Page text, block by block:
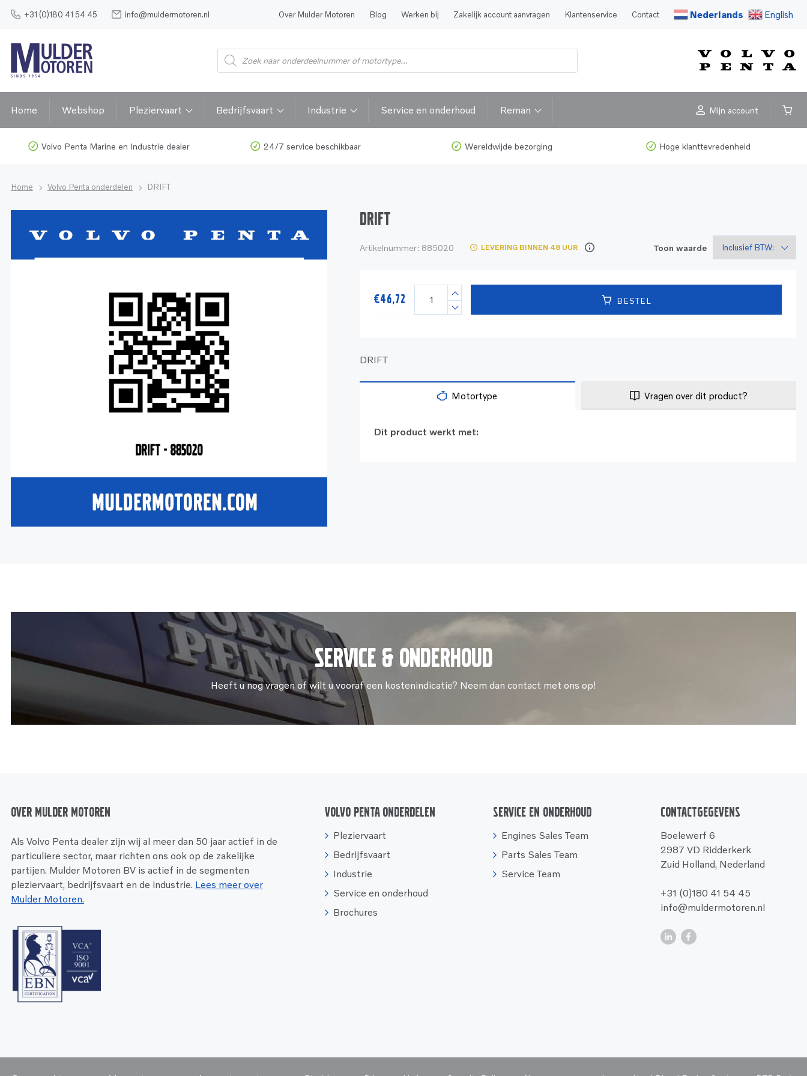
+31 (0)180 41 54 45 info@muldermotoren.nl Over Mulder Motoren Blog Werken bij Zakelijk account aanvragen Klantenservice Contact Nederlands English
Home Webshop Pleziervaart Bedrijfsvaart Industrie Service en onderhoud Reman Mijn account
Volvo Penta Marine en Industrie dealer 24/7 service beschikbaar Wereldwijde bezorging Hoge klanttevredenheid
Home Volvo Penta onderdelen DRIFT
DRIFT
Artikelnummer: 885020 LEVERING BINNEN 48 UUR Toon waarde
€46,72 BESTEL
DRIFT
Motortype Vragen over dit product?
Dit product werkt met:
Service & onderhoud
Heeft u nog vragen of wilt u vooraf een kostenindicatie? Neem dan contact met ons op!
Over Mulder Motoren
Als Volvo Penta dealer zijn wij al meer dan 50 jaar actief in de
particuliere sector, maar richten ons ook op de zakelijke
partijen. Mulder Motoren BV is actief in de segmenten
pleziervaart, bedrijfsvaart en de industrie. Lees meer over
Mulder Motoren.
Volvo Penta onderdelen
Pleziervaart
Bedrijfsvaart
Industrie
Service en onderhoud
Brochures
Service en onderhoud
Engines Sales Team
Parts Sales Team
Service Team
Contactgegevens
Boelewerf 6
2987 VD Ridderkerk
Zuid Holland, Nederland
+31 (0)180 41 54 45
info@muldermotoren.nl